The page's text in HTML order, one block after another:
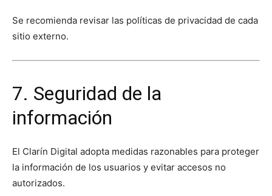
Se recomienda revisar las políticas de privacidad de cada
sitio externo.
7. Seguridad de la
información
El Clarín Digital adopta medidas razonables para proteger
la información de los usuarios y evitar accesos no
autorizados.